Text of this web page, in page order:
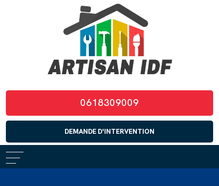
0618309009
DEMANDE D'INTERVENTION